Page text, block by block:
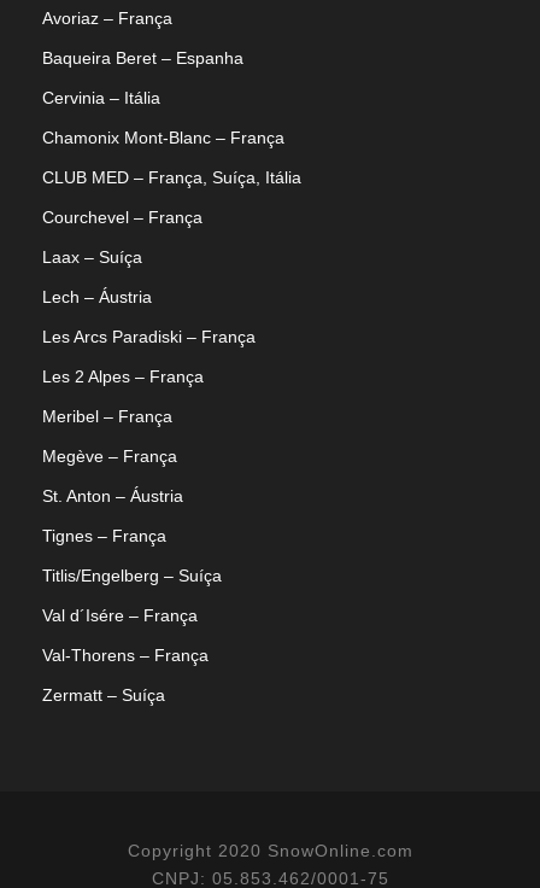
Avoriaz – França
Baqueira Beret – Espanha
Cervinia – Itália
Chamonix Mont-Blanc – França
CLUB MED – França, Suíça, Itália
Courchevel – França
Laax – Suíça
Lech – Áustria
Les Arcs Paradiski – França
Les 2 Alpes – França
Meribel – França
Megève – França
St. Anton – Áustria
Tignes – França
Titlis/Engelberg – Suíça
Val d´Isére – França
Val-Thorens – França
Zermatt – Suíça
Copyright 2020 SnowOnline.com
CNPJ: 05.853.462/0001-75